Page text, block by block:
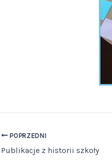
POPRZEDNI
Publikacje z historii szkoły